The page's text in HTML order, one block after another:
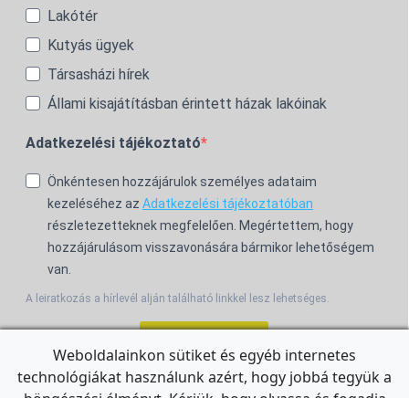
Lakótér
Kutyás ügyek
Társasházi hírek
Állami kisajátításban érintett házak lakóinak
Adatkezelési tájékoztató
Önkéntesen hozzájárulok személyes adataim
kezeléséhez az Adatkezelési tájékoztatóban
részletezetteknek megfelelően. Megértettem, hogy
hozzájárulásom visszavonására bármikor lehetőségem
van.
A leiratkozás a hírlevél alján található linkkel lesz lehetséges.
For the English Newsletter, clickHERE.
Weboldalainkon sütiket és egyéb internetes
technológiákat használunk azért, hogy jobbá tegyük a